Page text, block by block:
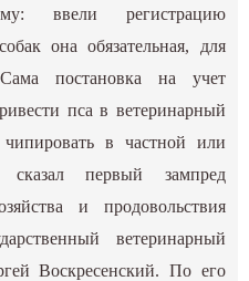
ввели регистрацию
она обязательная, для
постановка на учет
пса в ветеринарный
в частной или
сказал первый зампред
и продовольствия
ветеринарный
Воскресенский. По его